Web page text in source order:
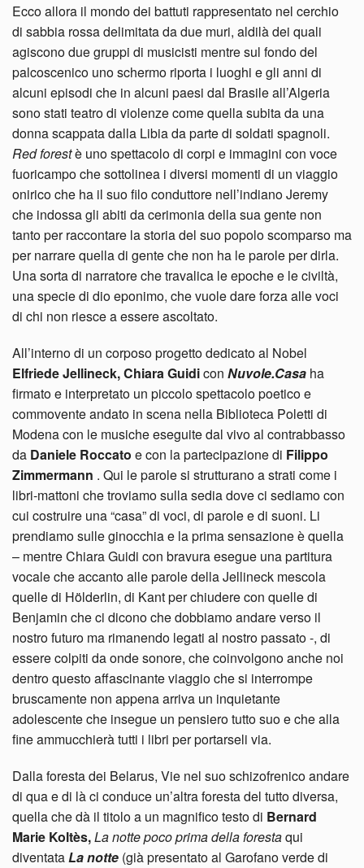
Ecco allora il mondo dei battuti rappresentato nel cerchio
di sabbia rossa delimitata da due muri, aldilà dei quali
agiscono due gruppi di musicisti mentre sul fondo del
palcoscenico uno schermo riporta i luoghi e gli anni di
alcuni episodi che in alcuni paesi dal Brasile all’Algeria
sono stati teatro di violenze come quella subita da una
donna scappata dalla Libia da parte di soldati spagnoli.
Red forestè uno spettacolo di corpi e immagini con voce
fuoricampo che sottolinea i diversi momenti di un viaggio
onirico che ha il suo filo conduttore nell’indiano Jeremy
che indossa gli abiti da cerimonia della sua gente non
tanto per raccontare la storia del suo popolo scomparso ma
per narrare quella di gente che non ha le parole per dirla.
Una sorta di narratore che travalica le epoche e le civiltà,
una specie di dio eponimo, che vuole dare forza alle voci
di chi non riesce a essere ascoltato.
All’interno di un corposo progetto dedicato al Nobel
Elfriede Jellineck,Chiara Guidicon Nuvole.Casa ha
firmato e interpretato un piccolo spettacolo poetico e
commovente andato in scena nella Biblioteca Poletti di
Modena con le musiche eseguite dal vivo al contrabbasso
da Daniele Roccato e con la partecipazione di Filippo
Zimmermann . Qui le parole si strutturano a strati come i
libri-mattoni che troviamo sulla sedia dove ci sediamo con
cui costruire una “casa” di voci, di parole e di suoni. Li
prendiamo sulle ginocchia e la prima sensazione è quella
– mentre Chiara Guidi con bravura esegue una partitura
vocale che accanto alle parole della Jellineck mescola
quelle di Hölderlin, di Kant per chiudere con quelle di
Benjamin che ci dicono che dobbiamo andare verso il
nostro futuro ma rimanendo legati al nostro passato -, di
essere colpiti da onde sonore, che coinvolgono anche noi
dentro questo affascinante viaggio che si interrompe
bruscamente non appena arriva un inquietante
adolescente che insegue un pensiero tutto suo e che alla
fine ammucchierà tutti i libri per portarseli via.
Dalla foresta dei Belarus, Vie nel suo schizofrenico andare
di qua e di là ci conduce un’altra foresta del tutto diversa,
quella che dà il titolo a un magnifico testo di Bernard
Marie Koltès,La notte poco prima della forestaqui
diventataLa notte (già presentato al Garofano verde di